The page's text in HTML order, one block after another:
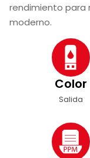
rendimiento para
moderno.
Color
Salida